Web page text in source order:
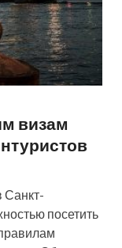
визам
Санкт-
посетить